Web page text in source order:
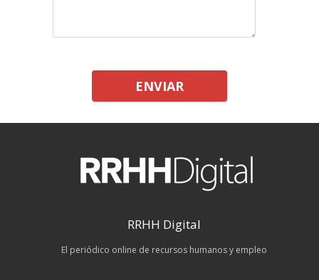
ENVIAR
RRHH Digital
El periódico online de recursos humanos y empleo